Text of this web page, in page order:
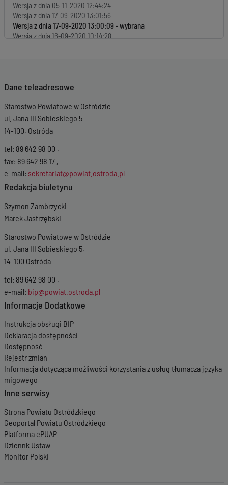
Wersja z dnia 05-11-2020 12:44:24
Wersja z dnia 17-09-2020 13:01:56
Wersja z dnia17-09-2020 13:00:09
Wersja z dnia 16-09-2020 10:14:28
Dane teleadresowe
Starostwo Powiatowe w Ostródzie
ul. Jana III Sobieskiego 5
14-100, Ostróda
tel: 89 642 98 00 ,
fax: 89 642 98 17 ,
e-mail: sekretariat@powiat.ostroda.pl
Redakcja biuletynu
Szymon Zambrzycki
Marek Jastrzębski
Starostwo Powiatowe w Ostródzie
ul. Jana III Sobieskiego 5,
14-100 Ostróda
tel: 89 642 98 00 ,
e-mail: bip@powiat.ostroda.pl
Informacje Dodatkowe
Instrukcja obsługi BIP
Deklaracja dostępności
Dostępność
Rejestr zmian
Informacja dotycząca możliwości korzystania z usług tłumacza języka
migowego
Inne serwisy
Strona Powiatu Ostródzkiego
Geoportal Powiatu Ostródzkiego
Platforma ePUAP
Dziennk Ustaw
Monitor Polski